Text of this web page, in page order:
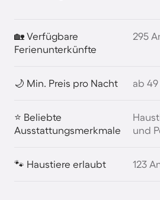
🏡 Verfügbare
Ferienunterkünfte
295
🌙 Min. Preis pro Nacht ab
⭐ Beliebte
Ausstattungsmerkmale
und
🐾 Haustiere erlaubt 123